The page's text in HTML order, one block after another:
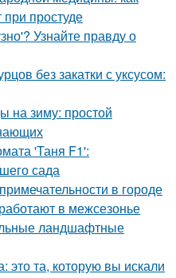
при простуде
Узнайте правду о
без закатки с уксусом:
на зиму: простой
'Таня F1':
сада
в городе
в межсезонье
ландшафтные
та, которую вы искали